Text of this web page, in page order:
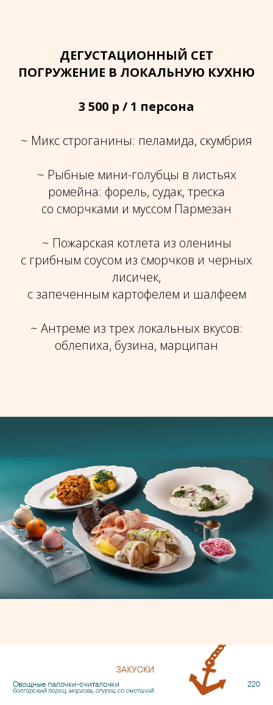
ДЕГУСТАЦИОННЫЙ СЕТ
ПОГРУЖЕНИЕ В ЛОКАЛЬНУЮ КУХНЮ
3 500 р / 1 персона
~ Микс строганины: пеламида, скумбрия
~ Рыбные мини-голубцы в листьях
ромейна: форель, судак, треска
со сморчками и муссом Пармезан
~ Пожарская котлета из оленины
с грибным соусом из сморчков и черных
лисичек,
с запеченным картофелем и шалфеем
~ Антреме из трех локальных вкусов:
облепиха, бузина, марципан